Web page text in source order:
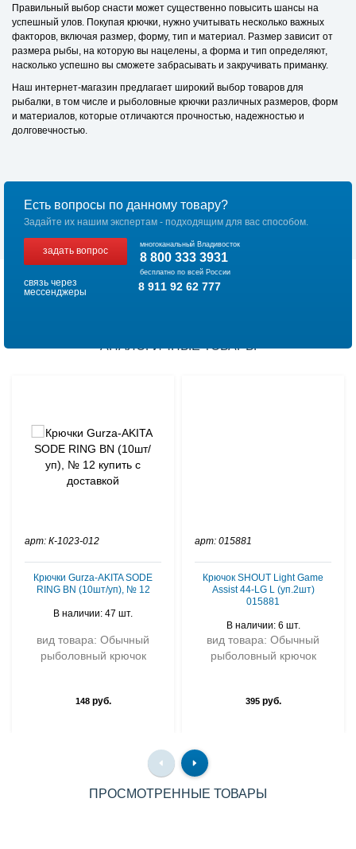
Правильный выбор снасти может существенно повысить шансы на
успешный улов. Покупая крючки, нужно учитывать несколько важных
факторов, включая размер, форму, тип и материал. Размер зависит от
размера рыбы, на которую вы нацелены, а форма и тип определяют,
насколько успешно вы сможете забрасывать и закручивать приманку.
Наш интернет-магазин предлагает широкий выбор товаров для
рыбалки, в том числе и рыболовные крючки различных размеров, форм
и материалов, которые отличаются прочностью, надежностью и
долговечностью.
Есть вопросы по данному товару?
Задайте их нашим экспертам - подходящим для вас способом.
задать вопрос
многоканальный Владивосток
8 800 333 3931
бесплатно по всей России
связь через
мессенджеры
8 911 92 62 777
АНАЛОГИЧНЫЕ ТОВАРЫ
арт: К-1023-012
Крючки Gurza-AKITA SODE
RING BN (10шт/уп), № 12
В наличии: 47 шт.
вид товара: Обычный
рыболовный крючок
148руб.
арт: 015881
Крючок SHOUT Light Game
Assist 44-LG L (уп.2шт)
015881
В наличии: 6 шт.
вид товара: Обычный
рыболовный крючок
395руб.
ПРОСМОТРЕННЫЕ ТОВАРЫ